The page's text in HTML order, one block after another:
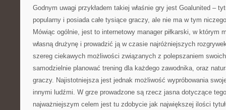
Godnym uwagi przykładem takiej właśnie gry jest Goalunited –
popularny i posiada całe tysiące graczy, ale nie ma w tym
Mówiąc ogólnie, jest to internetowy manager piłkarski, w którym
własną drużynę i prowadzić ją w czasie najróżniejszych
szereg ciekawych możliwości związanych z polepszaniem
samodzielnie planować trening dla każdego zawodnika, oraz
graczy. Najistotniejsza jest jednak możliwość wypróbowania
innymi ludźmi. W grze prowadzone są rzecz jasna dotyczące
najważniejszym celem jest tu zdobycie jak największej ilości